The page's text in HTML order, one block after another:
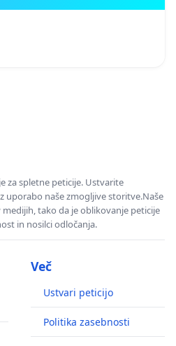
za spletne peticije. Ustvarite
uporabo naše zmogljive storitve.Naše
tako da je oblikovanje peticije
in nosilci odločanja.
Več
Ustvari peticijo
Politika zasebnosti